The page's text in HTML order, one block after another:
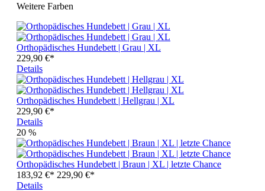
Weitere Farben
Orthopädisches Hundebett | Grau | XL
229,90 €*
Details
Orthopädisches Hundebett | Hellgrau | XL
229,90 €*
Details
20 %
Orthopädisches Hundebett | Braun | XL | letzte Chance
183,92 €* 229,90 €*
Details